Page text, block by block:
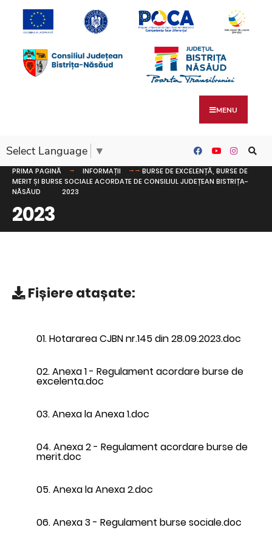
MENU
Select Language ▼
PRIMA PAGINĂ INFORMAȚII
BURSE DE EXCELENȚĂ, BURSE DE
MERIT ȘI BURSE SOCIALE ACORDATE DE CONSILIUL JUDEȚEAN BISTRIȚA-
NĂSĂUD
2023
2023
Fișiere atașate:
01. Hotararea CJBN nr.145 din 28.09.2023.doc
02. Anexa 1 - Regulament acordare burse de
excelenta.doc
03. Anexa la Anexa 1.doc
04. Anexa 2 - Regulament acordare burse de
merit.doc
05. Anexa la Anexa 2.doc
06. Anexa 3 - Regulament burse sociale.doc